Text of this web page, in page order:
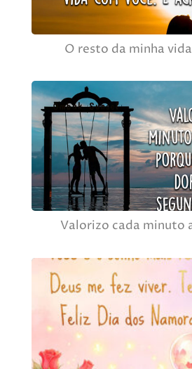
O resto da minha
Valorizo cada minuto